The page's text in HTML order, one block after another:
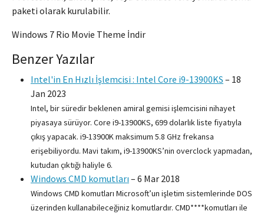
paketi olarak kurulabilir.
Windows 7 Rio Movie Theme İndir
Benzer Yazılar
Intel'in En Hızlı İşlemcisi : Intel Core i9-13900KS – 18
Jan 2023
Intel, bir süredir beklenen amiral gemisi işlemcisini nihayet
piyasaya sürüyor. Core i9-13900KS, 699 dolarlık liste fiyatıyla
çıkış yapacak. i9-13900K maksimum 5.8 GHz frekansa
erişebiliyordu. Mavi takım, i9-13900KS’nin overclock yapmadan,
kutudan çıktığı haliyle 6.
Windows CMD komutları – 6 Mar 2018
Windows CMD komutları Microsoft’un işletim sistemlerinde DOS
üzerinden kullanabileceğiniz komutlardır. CMD****komutları ile